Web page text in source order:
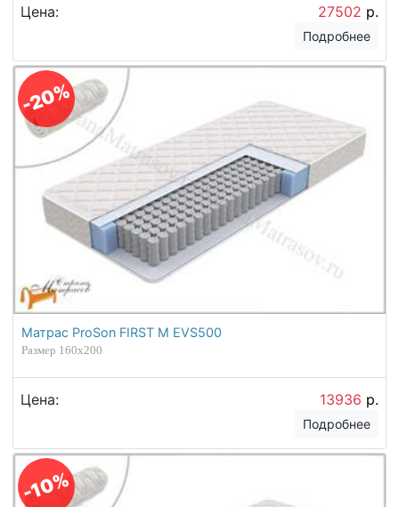
Цена: 27502 р.
Подробнее
-20%
Матрас ProSon FIRST M EVS500
Размер 160х200
Цена: 13936 р.
Подробнее
-10%